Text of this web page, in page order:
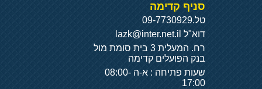
סניף קדימה
טל.09-7730929
דוא"ל
רח. המעלית 3 בית סומת מול
בנק הפועלים קדימה
שעות פתיחה : א-ה 08:00-
17:00